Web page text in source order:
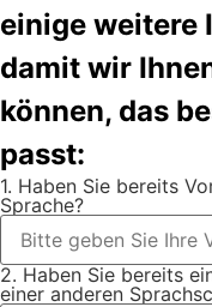
einige weitere
damit wir
können, das
passt:
1. Haben Sie bereits
Sprache?
2. Haben Sie bereits
einer anderen